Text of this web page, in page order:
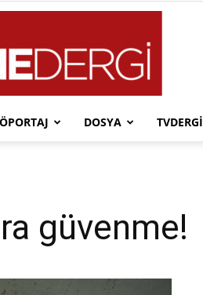
DOSYA TVDERGI
güvenme!